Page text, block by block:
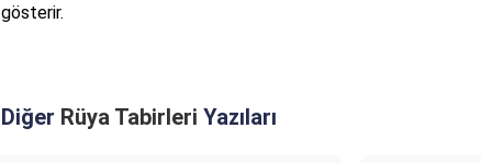
gösterir.
Diğer Rüya Tabirleri Yazıları